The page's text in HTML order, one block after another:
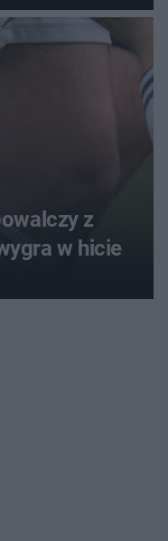
z
w hicie